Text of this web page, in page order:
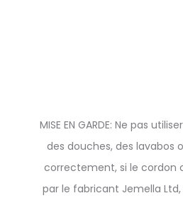
MISE EN GARDE: Ne pas
des douches, des lavabos
correctement, si le cordon
par le fabricant Jemella